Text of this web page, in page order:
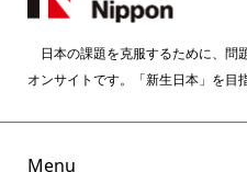
日本の課題を克服するために、問
オンサイトです。「新生日本」を目
Menu